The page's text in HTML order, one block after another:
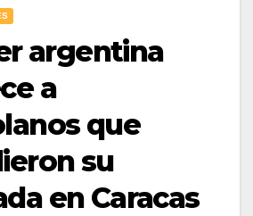
argentina
a
que
su
en Caracas